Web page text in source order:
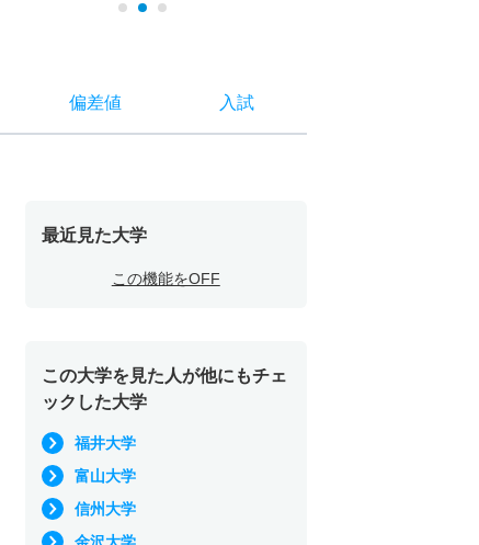
偏差値 入試
最近見た大学
この機能をOFF
この大学を見た人が他にもチェ
ックした大学
福井大学
富山大学
信州大学
金沢大学